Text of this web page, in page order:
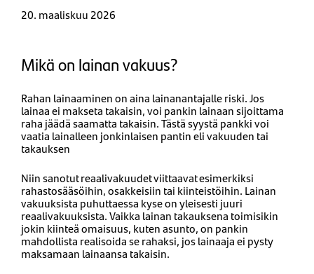
20. maaliskuu 2026
Mikä on lainan vakuus?
Rahan lainaaminen on aina lainanantajalle riski. Jos
lainaa ei makseta takaisin, voi pankin lainaan sijoittama
raha jäädä saamatta takaisin. Tästä syystä pankki voi
vaatia lainalleen jonkinlaisen pantin eli vakuuden tai
takauksen
Niin sanotut reaalivakuudet viittaavat esimerkiksi
rahastosääsöihin, osakkeisiin tai kiinteistöihin. Lainan
vakuuksista puhuttaessa kyse on yleisesti juuri
reaalivakuuksista. Vaikka lainan takauksena toimisikin
jokin kiinteä omaisuus, kuten asunto, on pankin
mahdollista realisoida se rahaksi, jos lainaaja ei pysty
maksamaan lainaansa takaisin.